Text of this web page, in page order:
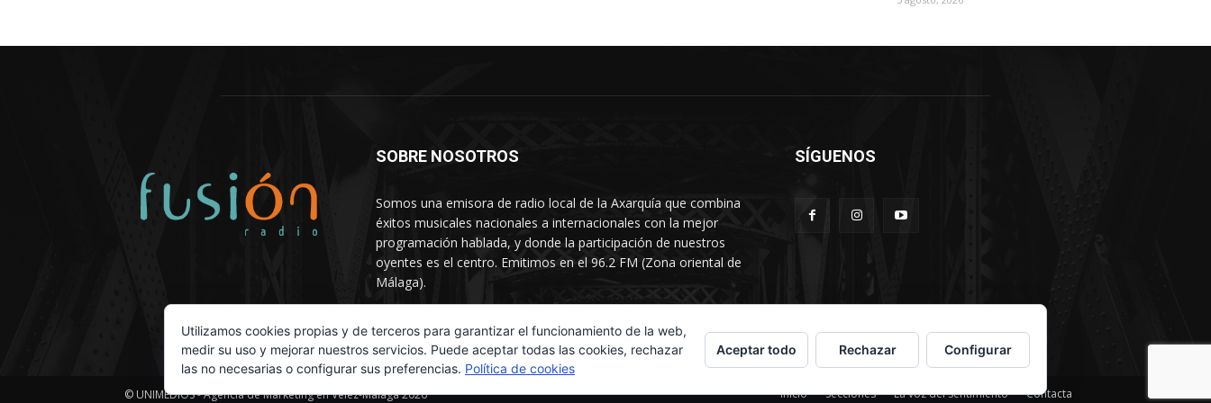
SOBRE NOSOTROS
Somos una emisora de radio local de la Axarquía que combina
éxitos musicales nacionales a internacionales con la mejor
programación hablada, y donde la participación de nuestros
oyentes es el centro. Emitimos en el 96.2 FM (Zona oriental de
Málaga).
SÍGUENOS
© UNIMEDIOS - Agencia de Marketing en Vélez-Málaga 2026 Inicio Secciones La voz del sentimiento Contacta
Utilizamos cookies propias y de terceros para garantizar el funcionamiento de la web,
medir su uso y mejorar nuestros servicios. Puede aceptar todas las cookies, rechazar
las no necesarias o configurar sus preferencias. Política de cookies
Aceptar todo Rechazar Configurar